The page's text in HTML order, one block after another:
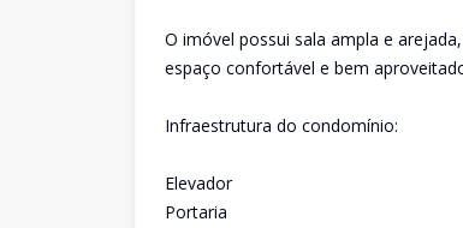
O imóvel possui sala ampla e
espaço confortável e bem
Infraestrutura do condomínio:
Elevador
Portaria